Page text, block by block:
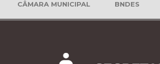
CÂMARA MUNICIPAL BNDES